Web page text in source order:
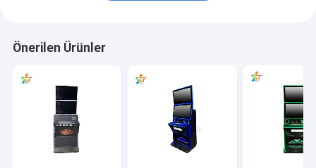
Önerilen Ürünler